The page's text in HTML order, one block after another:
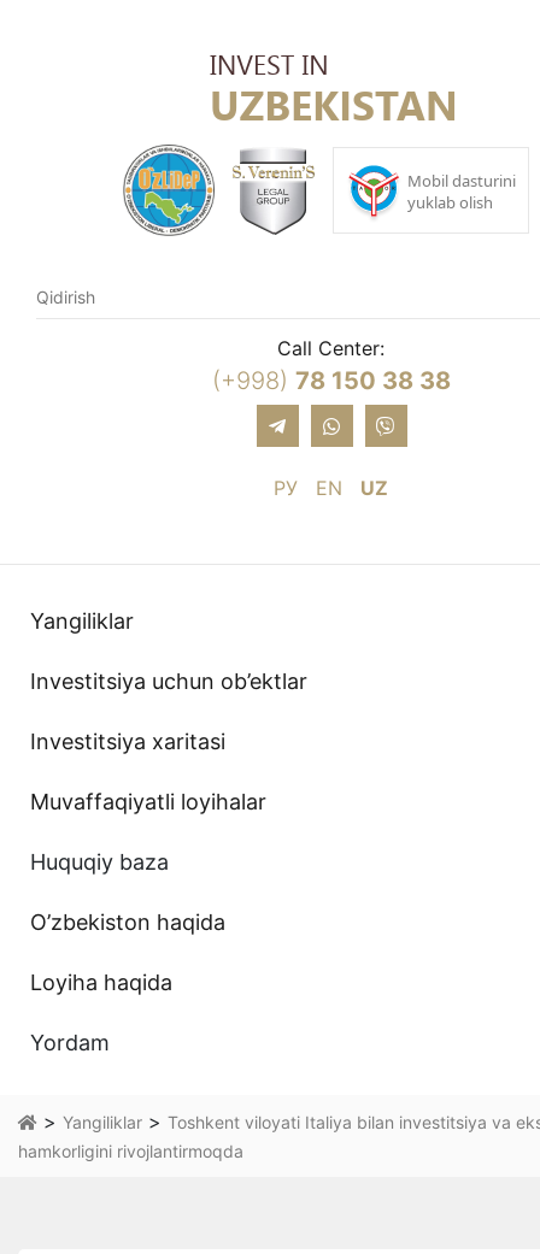
Call Center:
(+998) 78 150 38 38
РУ EN UZ
Yangiliklar
Investitsiya uchun ob’ektlar
Investitsiya xaritasi
Muvaffaqiyatli loyihalar
Huquqiy baza
O’zbekiston haqida
Loyiha haqida
Yordam
> Yangiliklar > Toshkent viloyati Italiya bilan investitsiya va
hamkorligini rivojlantirmoqda